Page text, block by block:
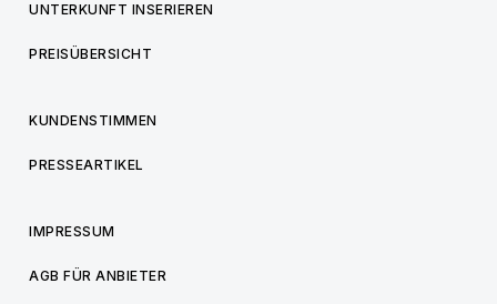
UNTERKUNFT INSERIEREN
PREISÜBERSICHT
KUNDENSTIMMEN
PRESSEARTIKEL
IMPRESSUM
AGB FÜR ANBIETER